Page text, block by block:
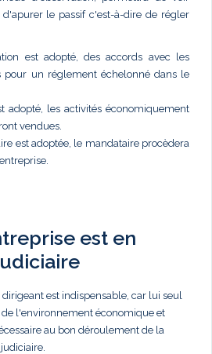
le passif c'est-à-dire de régler
est adopté, des accords avec les
pour un réglement échelonné dans le
adopté, les activités économiquement
vendues.
est adoptée, le mandataire procèdera
est en
est indispensable, car lui seul
de l'environnement économique et
au bon déroulement de la